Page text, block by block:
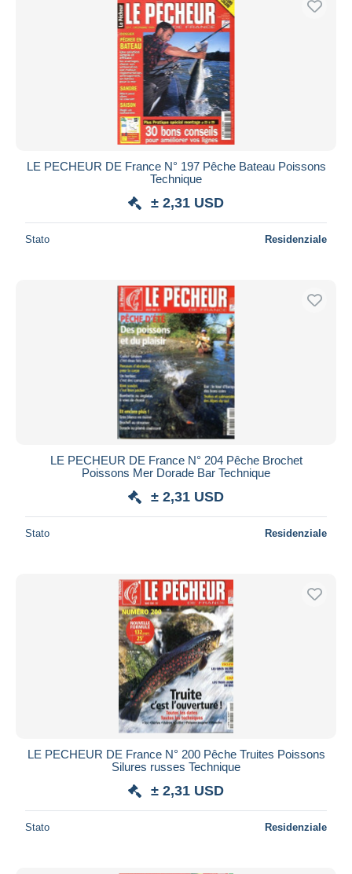
LE PECHEUR DE France N° 197 Pêche Bateau Poissons
Technique
± 2,31 USD
Stato Residenziale
LE PECHEUR DE France N° 204 Pêche Brochet
Poissons Mer Dorade Bar Technique
± 2,31 USD
Stato Residenziale
LE PECHEUR DE France N° 200 Pêche Truites Poissons
Silures russes Technique
± 2,31 USD
Stato Residenziale